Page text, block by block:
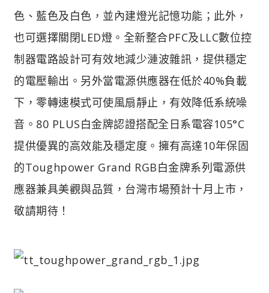
色、藍色及白色，並內建燈光記憶功能；此外，
也可選擇關閉LED燈。全新整合PFC及LLC數位控
制器電路設計可有效地減少漣波雜訊，提供穩定
的電壓輸出。另外當電源供應器在低於40%負載
下，零轉速模式可使風扇靜止，有效降低系統噪
音。80 PLUS白金牌認證搭配全日系電容105°C
提供優異的高效能及穩定度。擁有高達10年保固
的Toughpower Grand RGB白金牌系列電源供
應器兼具美觀與品質，台灣市場預計十月上市，
敬請期待！